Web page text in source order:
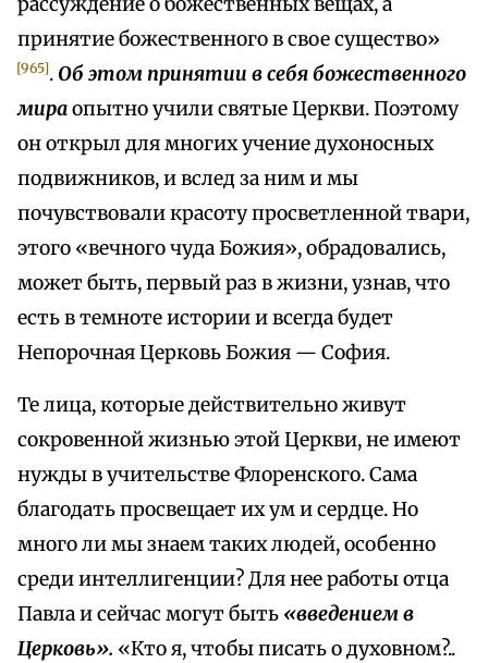
принятие божественного в свое существо»
[965]. Об этом принятии в себя божественного
мираопытно учили святые Церкви. Поэтому
он открыл для многих учение духоносных
подвижников, и вслед за ним и мы
почувствовали красоту просветленной твари,
этого «вечного чуда Божия», обрадовались,
может быть, первый раз в жизни, узнав, что
есть в темноте истории и всегда будет
Непорочная Церковь Божия — София.
Те лица, которые действительно живут
сокровенной жизнью этой Церкви, не имеют
нужды в учительстве Флоренского. Сама
благодать просвещает их ум и сердце. Но
много ли мы знаем таких людей, особенно
среди интеллигенции? Для нее работы отца
Павла и сейчас могут быть «введением в
Церковь». «Кто я, чтобы писать о духовном?..